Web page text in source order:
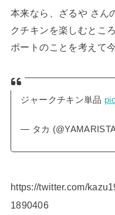
本来なら、ざるや さん
クチキンを楽しむとこ
ポートのことを考えて
ジャークチキン単品
— タカ
https://twitter.com/
1890406